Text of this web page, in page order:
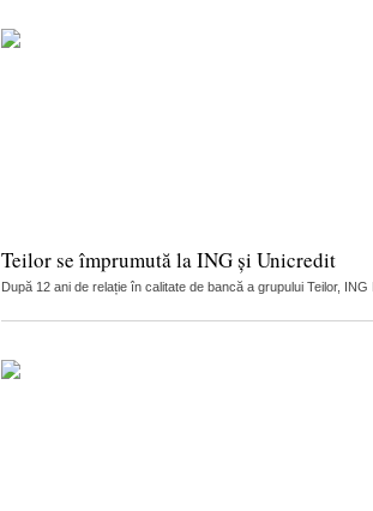
Teilor se împrumută la ING și Unicredit
După 12 ani de relație în calitate de bancă a grupului Teilor,